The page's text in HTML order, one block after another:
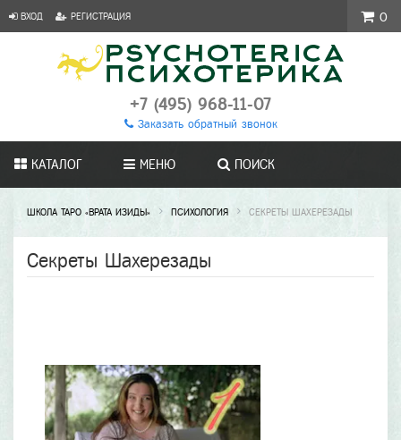
ВХОД РЕГИСТРАЦИЯ
+7 (495) 968-11-07
Заказать обратный звонок
КАТАЛОГ МЕНЮ ПОИСК
ШКОЛА ТАРО «ВРАТА ИЗИДЫ» ПСИХОЛОГИЯ СЕКРЕТЫ ШАХЕРЕЗАДЫ
Секреты Шахерезады
0